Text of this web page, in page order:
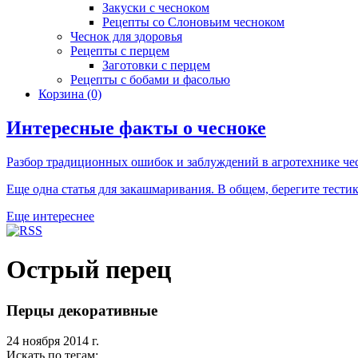
Закуски с чесноком
Рецепты со Слоновьим чесноком
Чеснок для здоровья
Рецепты с перцем
Заготовки с перцем
Рецепты с бобами и фасолью
Корзина (0)
Интересные факты о чесноке
Разбор традиционных ошибок и заблуждений в агротехнике
Еще одна статья для закашмаривания. В общем, берегите
Еще интереснее
Острый перец
Перцы декоративные
24 ноября 2014 г.